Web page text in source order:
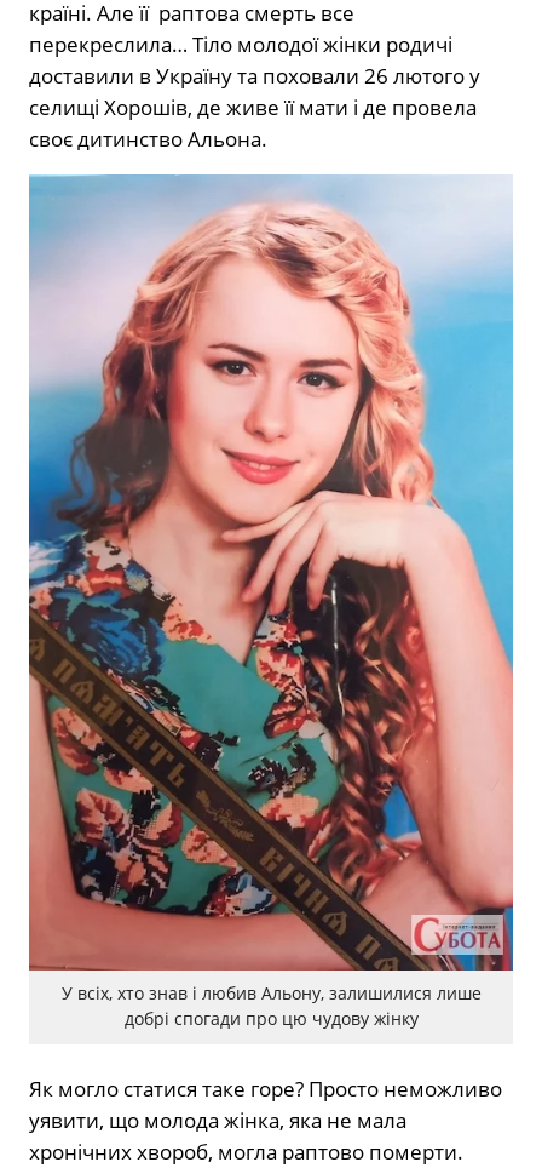
країні. Але її раптова смерть все
перекреслила… Тіло молодої жінки родичі
доставили в Україну та поховали 26 лютого у
селищі Хорошів, де живе її мати і де провела
своє дитинство Альона.
У всіх, хто знав і любив Альону, залишилися лише
добрі спогади про цю чудову жінку
Як могло статися таке горе? Просто неможливо
уявити, що молода жінка, яка не мала
хронічних хвороб, могла раптово померти.